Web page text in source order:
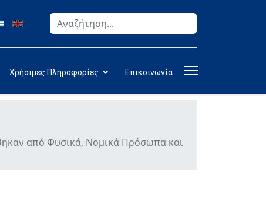
Αναζήτηση
Χρήσιμες Πληροφορίες Επικοινωνία
από Φυσικά, Νομικά Πρόσωπα και